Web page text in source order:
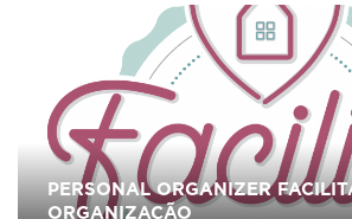
PERSONAL ORGANIZER
ORGANIZAÇÃO